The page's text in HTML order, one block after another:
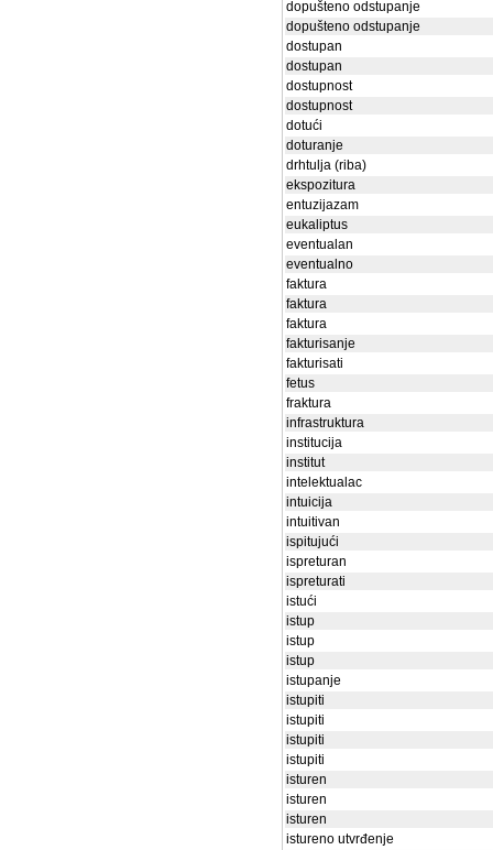
dopušteno odstupanje
dopušteno odstupanje
dostupan
dostupan
dostupnost
dostupnost
dotući
doturanje
drhtulja (riba)
ekspozitura
entuzijazam
eukaliptus
eventualan
eventualno
faktura
faktura
faktura
fakturisanje
fakturisati
fetus
fraktura
infrastruktura
institucija
institut
intelektualac
intuicija
intuitivan
ispitujući
ispreturan
ispreturati
istući
istup
istup
istup
istupanje
istupiti
istupiti
istupiti
istupiti
isturen
isturen
isturen
istureno utvrđenje